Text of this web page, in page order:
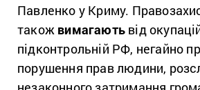
Павленко у Криму.
також вимагають від
підконтрольній РФ, негайно
порушення прав людини,